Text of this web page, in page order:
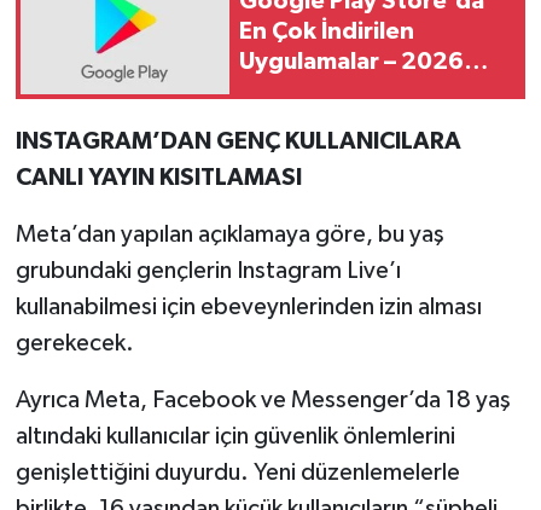
En Çok İndirilen
Uygulamalar – 2026
INSTAGRAM’DAN GENÇ KULLANICILARA
CANLI YAYIN KISITLAMASI
Meta’dan yapılan açıklamaya göre, bu yaş
grubundaki gençlerin Instagram Live’ı
kullanabilmesi için ebeveynlerinden izin alması
gerekecek.
Ayrıca Meta, Facebook ve Messenger’da 18 yaş
altındaki kullanıcılar için güvenlik önlemlerini
genişlettiğini duyurdu. Yeni düzenlemelerle